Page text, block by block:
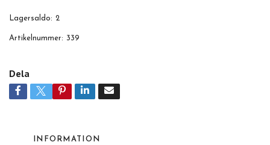
Lagersaldo: 2
Artikelnummer: 339
Dela
INFORMATION